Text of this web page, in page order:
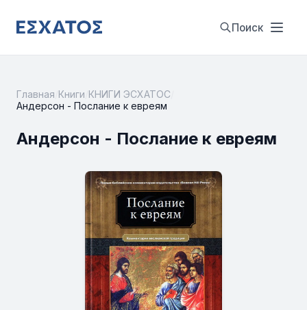
Поиск
Главная Книги КНИГИ ЭСХАТОС
Андерсон - Послание к евреям
Андерсон - Послание к евреям